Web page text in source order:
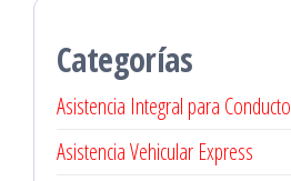
Vitacura
Categorías
Asistencia Integral para
Asistencia Vehicular Express